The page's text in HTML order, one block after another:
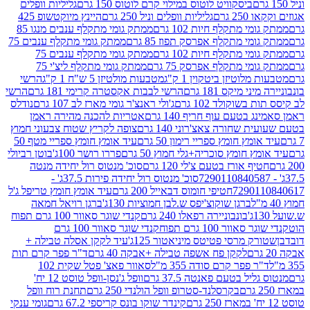
ביסקוויט לוטוס במילוי קרם לוטוס 150 גרם
גליליות וופלים
גרם
גליליות וופלים וניל 250 גרם
היינץ מיוקטשופ 425
מתקלף חיות 102 גרם
ממתק גומי מתקלף ענבים מנגו 85
מתקלף אפרסק תפוז 85 גרם
ממתק גומי מתקלף ענבים 75
מתקלף חיות 102 גרם
ממתק גומי מתקלף ענבים 75
מתקלף אפרסק 75 גרם
ממתק גומי מתקלף ליצ'י 75
ביטקוין 1 ק"ג
מטבעות מולטיזן 5 ש"ח 1 ק"ג
הרשי
מיקס 181 גרם
הרשי לבבות אקסטרה קרימי 181 גרם
הרשי
102 גרם
ג'ולי ראנצ'ר גומי מארז לב 107 גרם
נודלס
עוף חריף 140 גרם
אטריות להכנה מהירה ראמן
שחורה צאצ'רוני 140 גרם
צופה לקריץ שטוח צבעוני חמוץ
חומץ ספריי רימון 50 גרם
עיד אומץ חומץ ספריי מטף 50
חומץ סוכריה+גלי חמוץ 50 גרם
פררו רושר 100ג'
בוטן רביולי
אורז בטעם צ'לי 120 גרם
סוכ' מנטוס רול יחידה מנטה
סוכ' מנטוס רול יחידה פירות 37.5ג' -
חטיפי חומוס דבאייל 200 גרם
עיד אומץ חומץ טריפל ג'ל
ברגן שוקוצ'יפס ש.לבן חמוציות 130ג'
ברגן רויאל חמאה
בונבוניירה רפאלו 240 גרם
קנדי שוגר סאוור 100 גרם תפוח
100 גרם תפוח
קנדי שוגר סאוור 100 גרם
מרסי פטיטס מיניאטור 125ג'
עיד לקקן אסלה טבילה +
לקקן פח אשפה טבילה +אבקה 40 גרם
ד"ר פפר קרם תות
פפר קרם סודה 355 מ"ל
סאוור פאצ' פטל שקית 102
בטעם פאנטה 37.5 גרם
וופל ג'נסן-וופל טוסט 12 יח'
בקרסלנד-סטרופ וופל הולנדי 250 גרם
תחנת רוח וופל
קינדר שוקו בונס קריספי 67.2 גרם
גומי ענקי